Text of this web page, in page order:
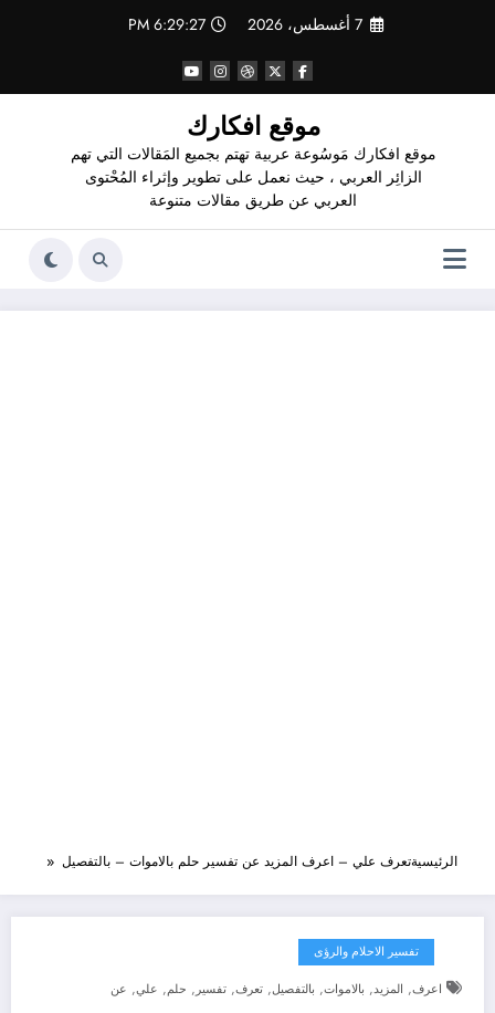
7 أغسطس، 2026 6:29:28 PM
موقع افكارك
موقع افكارك مَوسُوعة عربية تهتم بجميع المَقالات التي تهم
الزائِر العربي ، حيث نعمل على تطوير وإثراء المُحْتوى
العربي عن طريق مقالات متنوعة
الرئيسيةتعرف علي – اعرف المزيد عن تفسير حلم بالاموات – بالتفصيل
تفسير الاحلام والرؤى
اعرف, المزيد, بالاموات, بالتفصيل, تعرف, تفسير , حلم, علي, عن